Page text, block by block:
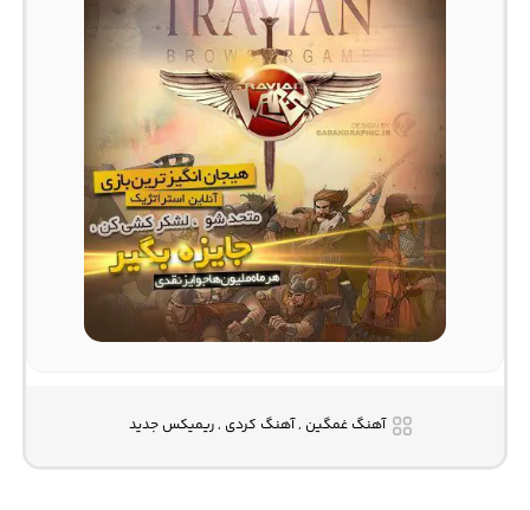
آهنگ غمگین , آهنگ کردی , ریمیکس جدید